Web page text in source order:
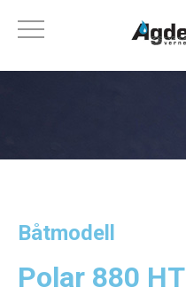
Båtmodell
Polar 880